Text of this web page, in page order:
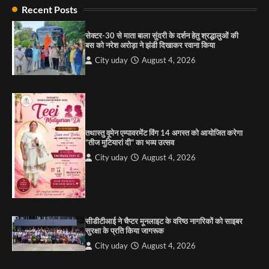
4
1
2
पारस हेल्थ पंचकूला ने ‘तिरंगा यात्रा 2025’ का हरियाणा से
कश्मीर तक किया आगाज़, राष्ट्रीय एकता को मिलेगा नया
आयाम
3
City uday August 6, 2025
Recent Posts
सेक्टर-30 से माता बाला सुंदरी के दर्शन हेतु श्रद्धालुओं की
बस को नरेश अरोड़ा ने झंडी दिखाकर रवाना किया
City uday August 4, 2026
तथास्तु वूमेन एम्पावरमेंट विंग 14 अगस्त को आयोजित करेगा
“तीज मुटियारां दी” का भव्य उत्सव
City uday August 4, 2026
सीडीटीआई ने चैप्टर मूनलाइट के वरिष्ठ नागरिकों को साइबर
सुरक्षा के प्रति किया जागरूक
City uday August 4, 2026